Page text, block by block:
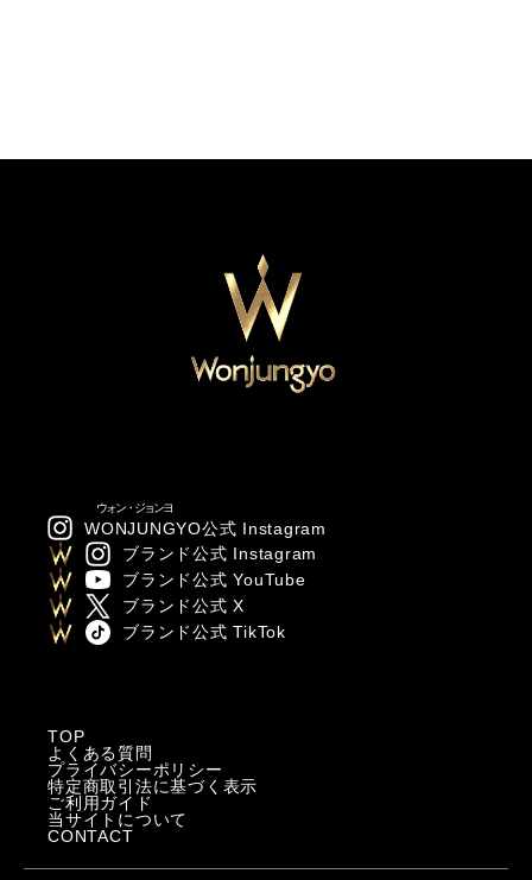
WONJUNGYO
ウォン・ジョンヨ
公式 Instagram
ブランド公式 Instagram
ブランド公式 YouTube
ブランド公式 X
ブランド公式 TikTok
TOP
よくある質問
プライバシーポリシー
特定商取引法に基づく表示
ご利用ガイド
当サイトについて
CONTACT